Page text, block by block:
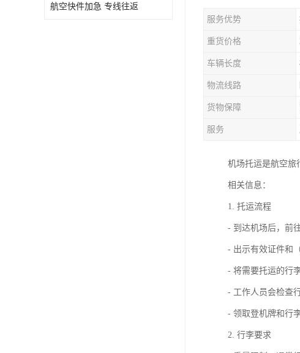
航空快件加急 专线往返
服务优势
重货价格
车辆长度
物流线路
货物保障
服务
机场托运是航空旅
相关信息：
1. 托运流程
- 到达机场后，前
- 出示有效证件和
- 将需要托运的行
- 工作人员会检查
- 领取登机牌和行
2. 行李要求